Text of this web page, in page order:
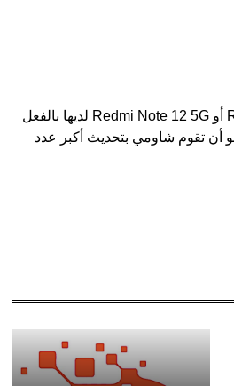
كما نرى، لا يحتوي ترتيب التحديث على ترتيب منطقي ونماذج مثل Redmi 12 أو Redmi Note 12 5G لديها بالفعل
أن تقوم شاومي بتحديث أكبر عدد